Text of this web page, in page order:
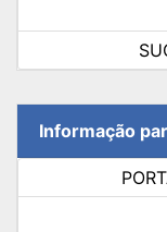
Informação